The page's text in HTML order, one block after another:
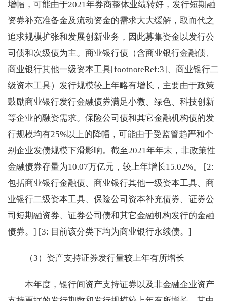
增幅，可能由于2021年券商整体业绩转好，发行短期融
资券补充准备金及流动资金的需求大大缓解，取而代之
追求规模扩张和发展创新业务，因此募集资金以发行公
司债和次级债为主。商业银行债（含商业银行金融债、
商业银行其他一级资本工具[footnoteRef:3]、商业银行二
级资本工具）发行规模较上年略有增长，主要由于政策
鼓励商业银行发行金融债券满足小微、绿色、科技创新
等企业的融资需求。保险公司债和其它金融机构债的发
行规模均有25%以上的降幅，可能由于受监管趋严和个
别企业发债规模下滑影响。截至2021年年末，非政策性
金融债券存量为10.07万亿元，较上年增长15.02%。 [2:
包括商业银行金融债、商业银行其他一级资本工具、商
业银行二级资本工具、保险公司资本补充债券、证券公
司短期融资券、证券公司债和其它金融机构发行的金融
债券。] [3: 目前该分类下均为商业银行永续债。]
（3）资产支持证券发行量较上年有所增长
本年度，银行间资产支持证券以及非金融企业资产